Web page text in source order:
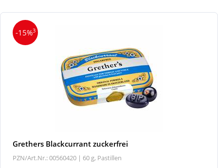
-15%3
Grethers Blackcurrant zuckerfrei
PZN/Art.Nr.: 00560420 | 60 g, Pastillen